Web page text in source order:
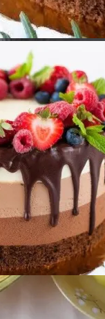
Для
Влажных Зон
И